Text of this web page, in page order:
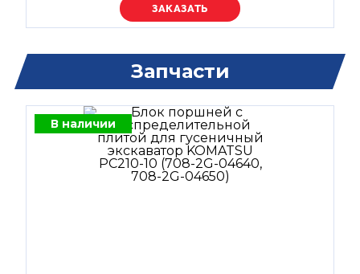
Уточняйте цену
Запчасти
В наличии